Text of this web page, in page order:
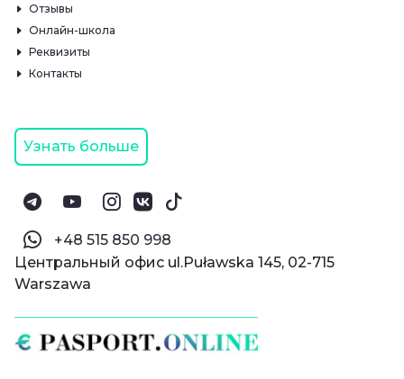
Отзывы
Онлайн-школа
Реквизиты
Контакты
Узнать больше
‪+48 515 850 998‬
Центральный офис ul.Puławska 145, 02-715
Warszawa